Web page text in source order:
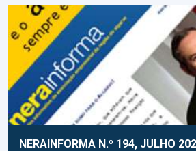
NERAINFORMA N.º 194, JULHO